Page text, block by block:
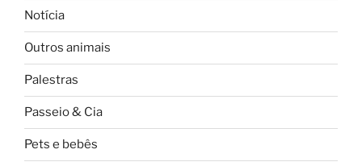
Notícia
Outros animais
Palestras
Passeio & Cia
Pets e bebês